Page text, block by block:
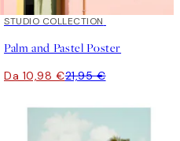
50%*
STUDIO COLLECTION
Palm and Pastel Poster
Da 10,98 €21,95 €